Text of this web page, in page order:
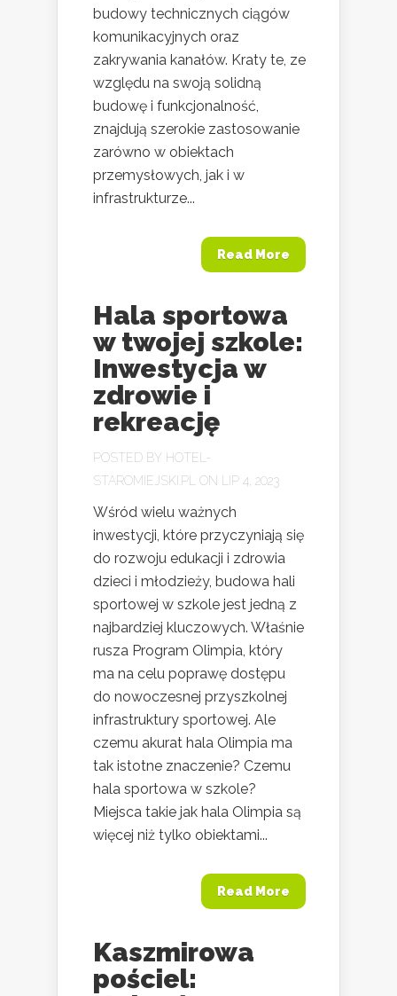
budowy technicznych ciągów
komunikacyjnych oraz
zakrywania kanałów. Kraty te, ze
względu na swoją solidną
budowę i funkcjonalność,
znajdują szerokie zastosowanie
zarówno w obiektach
przemysłowych, jak i w
infrastrukturze...
Read More
Hala sportowa
w twojej szkole:
Inwestycja w
zdrowie i
rekreację
POSTED BY HOTEL-
STAROMIEJSKI.PL
ON LIP 4, 2023
Wśród wielu ważnych
inwestycji, które przyczyniają się
do rozwoju edukacji i zdrowia
dzieci i młodzieży, budowa hali
sportowej w szkole jest jedną z
najbardziej kluczowych. Właśnie
rusza Program Olimpia, który
ma na celu poprawę dostępu
do nowoczesnej przyszkolnej
infrastruktury sportowej. Ale
czemu akurat hala Olimpia ma
tak istotne znaczenie? Czemu
hala sportowa w szkole?
Miejsca takie jak hala Olimpia są
więcej niż tylko obiektami...
Read More
Kaszmirowa
pościel: